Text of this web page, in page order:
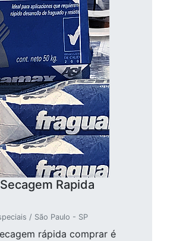
Rapida
/ São Paulo - SP
rápida comprar é